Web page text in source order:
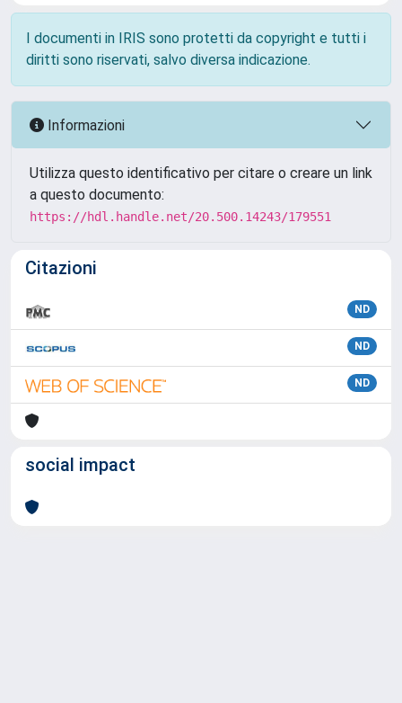
I documenti in IRIS sono protetti da copyright e tutti i
diritti sono riservati, salvo diversa indicazione.
Informazioni
Utilizza questo identificativo per citare o creare un link
a questo documento:
https://hdl.handle.net/20.500.14243/179551
Citazioni
ND
ND
ND
social impact